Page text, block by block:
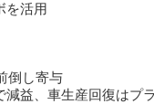
を活用
倒し寄与
益、車生産回復はプ